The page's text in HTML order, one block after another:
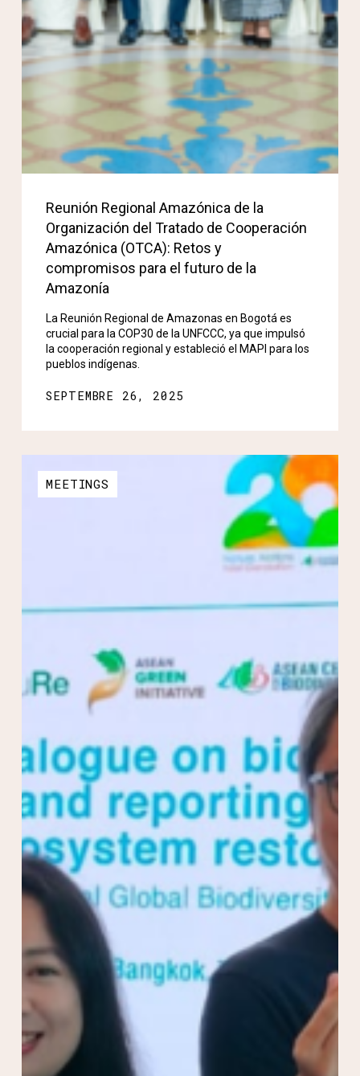
Reunión Regional Amazónica de la
Organización del Tratado de Cooperación
Amazónica (OTCA): Retos y
compromisos para el futuro de la
Amazonía
La Reunión Regional de Amazonas en Bogotá es
crucial para la COP30 de la UNFCCC, ya que impulsó
la cooperación regional y estableció el MAPI para los
pueblos indígenas.
SEPTEMBRE 26, 2025
MEETINGS